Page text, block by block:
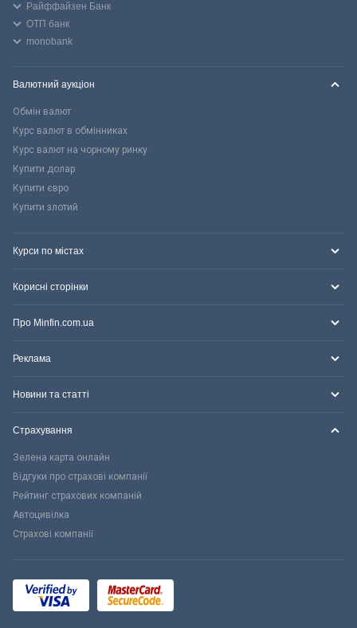
Райффайзен Банк
ОТП банк
monobank
Валютний аукціон
Обмін валют
Курс валют в обмінниках
Курс валют на чорному ринку
Купити долар
Купити євро
Купити злотий
Курси по містах
Корисні сторінки
Про Minfin.com.ua
Реклама
Новини та статті
Страхування
Зелена карта онлайн
Відгуки про страхові компанії
Рейтинг страхових компаній
Автоцивілка
Страхові компанії